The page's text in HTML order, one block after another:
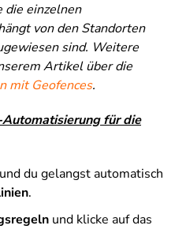
die einzelnen
von den Standorten
sind. Weitere
Artikel über die
mit Geofences.
für die
und du gelangst automatisch
.
und klicke auf das